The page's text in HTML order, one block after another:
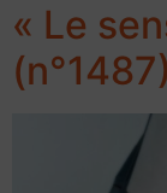
« Le
(n°1487)